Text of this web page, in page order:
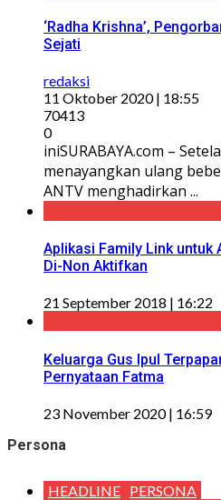
‘Radha Krishna’,
Sejati
redaksi
11 Oktober 2020 | 18:55
70413
0
iniSURABAYA.com –
menayangkan ulang
ANTV menghadirkan ...
Aplikasi Family Link untuk
Di-Non Aktifkan
21 September 2018 | 16:22
Keluarga Gus Ipul
Pernyataan Fatma
23 November 2020 | 16:59
Persona
HEADLINE PERSONA